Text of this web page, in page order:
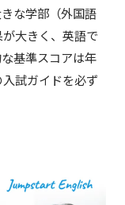
な学部（外国語
大きく、英語で
基準スコアは年
試ガイドを必ず